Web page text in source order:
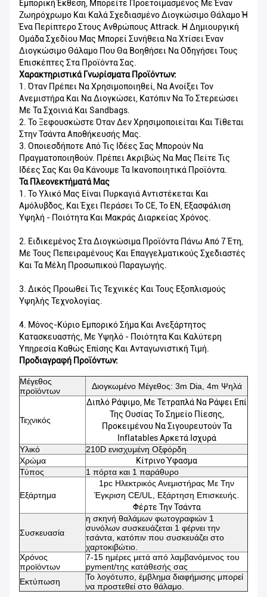
Εμπορική Έκθεση, Μπορείτε Προετοιμασμένος Με Έναν
Ζωηρόχρωμο Και Καλά Σχεδιασμένο Διογκώσιμο Θάλαμο Ή
Ένα Περίπτερο Στους Ανθρώπους Attrack. Η Δημιουργική
Ομάδα Σχεδίου Μας Μπορεί Συνήθεια Να Χτίσει Έναν
Διογκώσιμο Θάλαμο Που Θα Βοηθήσει Να Οδηγήσει Τους
Επισκέπτες Στα Προϊόντα Σας.
Χαρακτηριστικά Γνωρίσματα Προϊόντων:
1. Όταν Πρέπει Να Χρησιμοποιηθεί, Να Ανοίξει Τον
Ανεμιστήρα Και Να Διογκώσει, Κατόπιν Να Το Στερεώσει
Με Τα Σχοινιά Και Sandbags.
2. Το Ξεφουσκώστε Όταν Δεν Χρησιμοποιείται Και Τίθεται
Στην Τσάντα Αποθήκευσής Μας.
3. Οποιεσδήποτε Από Τις Ιδέες Σας Μπορούν Να
Πραγματοποιηθούν. Πρέπει Ακριβώς Να Μας Πείτε Τις
Ιδέες Σας Και Θα Κάνουμε Τα Ικανοποιητικά Προϊόντα.
Τα Πλεονεκτήματά Μας
1. Το Υλικό Μας Είναι Πυρκαγιά Αντιστέκεται Και
Αμόλυβδος, Και Έχει Περάσει Το CE, Το EN, Εξασφάλιση
Υψηλή - Ποιότητα Και Μακράς Διαρκείας Χρόνος.
2. Ειδικεμένος Στα Διογκώσιμα Προϊόντα Πάνω Από 7 Έτη,
Με Τους Πεπειραμένους Και Επαγγελματικούς Σχεδιαστές
Και Τα Μέλη Προσωπικού Παραγωγής.
3. Δικός Προωθεί Τις Τεχνικές Και Τους Εξοπλισμούς
Υψηλής Τεχνολογίας.
4. Μόνος-Κύριο Εμπορικό Σήμα Και Ανεξάρτητος
Κατασκευαστής, Με Υψηλό - Ποιότητα Και Καλύτερη
Υπηρεσία Καθώς Επίσης Και Ανταγωνιστική Τιμή.
Προδιαγραφή Προϊόντων:
Μέγεθος
προϊόντων
Διογκωμένο Μέγεθος: 3m Dia, 4m Ψηλά
Τεχνικός
Διπλό Ράψιμο, Με Τετραπλά Να Ράψει Επί
Της Ουσίας Το Σημείο Πίεσης,
Προκειμένου Να Σιγουρευτούν Τα
Inflatables Αρκετά Ισχυρά
Υλικό
210D ενισχυμένη Οξφόρδη
Χρώμα
Κίτρινο Ύφασμα
Τύπος
1 πόρτα και 1 παράθυρο
Εξάρτημα
1pc Ηλεκτρικός Ανεμιστήρας Με Την
Έγκριση CE/UL, Εξάρτηση Επισκευής.
Φέρτε Την Τσάντα
Συσκευασία
η σκηνή θαλάμων φωτογραφιών 1
συνόλων συσκευάζεται 1 φέρνει την
τσάντα, κατόπιν που συσκευάζει στο
χαρτοκιβώτιο.
Χρόνος
προϊόντων
7-15 ημέρες μετά από λαμβανόμενος του
pyment/της κατάθεσής σας
Εκτύπωση
Το λογότυπο, έμβλημα διαφήμισης μπορεί
να προστεθεί στο θάλαμο.